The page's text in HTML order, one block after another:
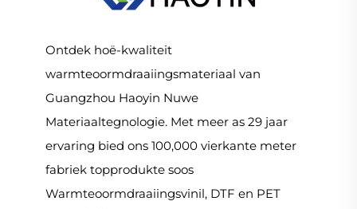
Ontdek hoë-kwaliteit
warmteoormdraaiingsmateriaal van
Guangzhou Haoyin Nuwe
Materiaaltegnologie. Met meer as 29 jaar
ervaring bied ons 100,000 vierkante meter
fabriek topprodukte soos
Warmteoormdraaiingsvinil, DTF en PET